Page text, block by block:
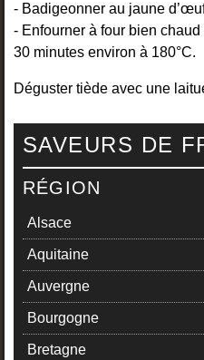
- Badigeonner au jaune
- Enfourner à four bien
30 minutes environ à 180°C.
Déguster tiède avec une
SAVEURS DE
RÉGION
Alsace
Aquitaine
Auvergne
Bourgogne
Bretagne